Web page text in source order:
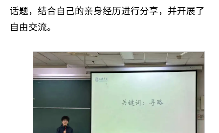
话题，结合自己的亲身经历进行分享，并开展了
自由交流。